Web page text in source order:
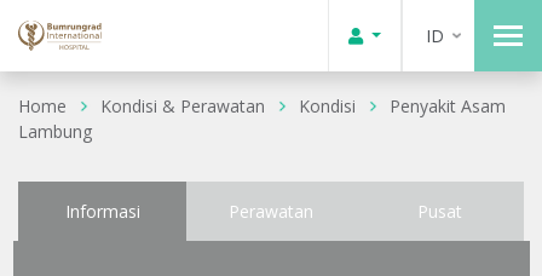
ID
Home Kondisi & Perawatan Kondisi
Penyakit Asam
Lambung
Informasi Perawatan Pusat